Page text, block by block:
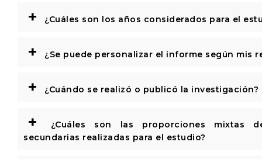
+ ¿Cuáles son los años considerados para el
+ ¿Se puede personalizar el informe según mis
+ ¿Cuándo se realizó o publicó la investigación?
+
¿Cuáles son las proporciones mixtas
secundarias realizadas para el estudio?